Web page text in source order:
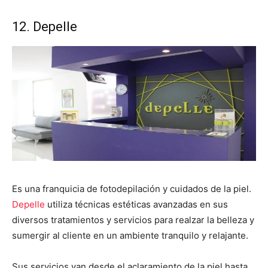
12. Depelle
Es una franquicia de fotodepilación y cuidados de la piel.
Depelle utiliza técnicas estéticas avanzadas en sus
diversos tratamientos y servicios para realzar la belleza y
sumergir al cliente en un ambiente tranquilo y relajante.